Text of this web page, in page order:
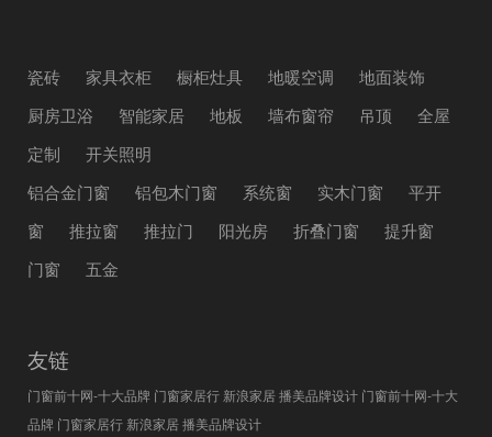
瓷砖 家具衣柜 橱柜灶具 地暖空调
地面装饰
厨房卫浴
智能家居 地板 墙布窗帘 吊顶
全屋
定制
开关照明
铝合金门窗
铝包木门窗 系统窗 实木门窗
平开
窗
推拉窗 推拉门 阳光房 折叠门窗
提升窗
门窗
五金
友链
门窗前十网-十大品牌 门窗家居行 新浪家居播美品牌设计 门窗前十网-十大
品牌 门窗家居行 新浪家居播美品牌设计